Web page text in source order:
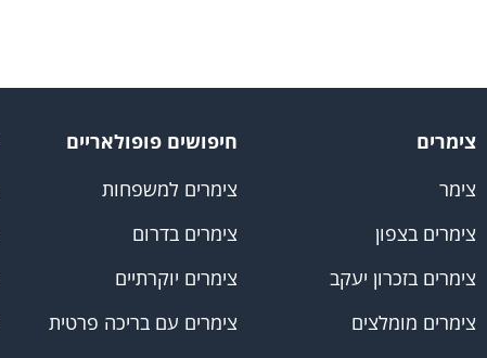
צימרים
צימר
צימרים בצפון
צימרים בזכרון יעקב
צימרים מומלצים
חיפושים פופולאריים
צימרים למשפחות
צימרים בדרום
צימרים יוקרתיים
צימרים עם בריכה פרטית